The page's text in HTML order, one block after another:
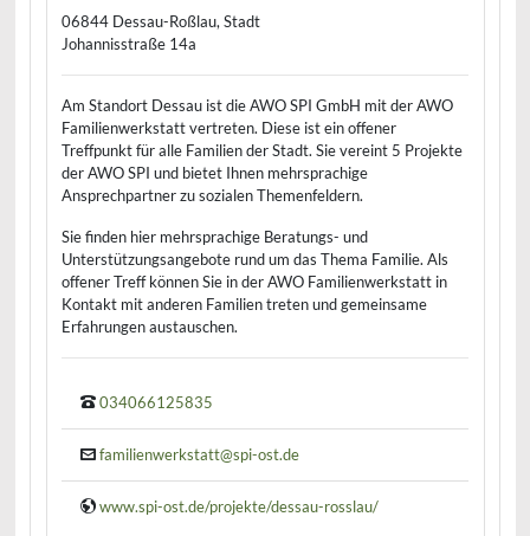
06844 Dessau-Roßlau, Stadt
Johannisstraße 14a
Am Standort Dessau ist die AWO SPI GmbH mit der AWO
Familienwerkstatt vertreten. Diese ist ein offener
Treffpunkt für alle Familien der Stadt. Sie vereint 5 Projekte
der AWO SPI und bietet Ihnen mehrsprachige
Ansprechpartner zu sozialen Themenfeldern.
Sie finden hier mehrsprachige Beratungs- und
Unterstützungsangebote rund um das Thema Familie. Als
offener Treff können Sie in der AWO Familienwerkstatt in
Kontakt mit anderen Familien treten und gemeinsame
Erfahrungen austauschen.
034066125835
familienwerkstatt@spi-ost.de
www.spi-ost.de/projekte/dessau-rosslau/